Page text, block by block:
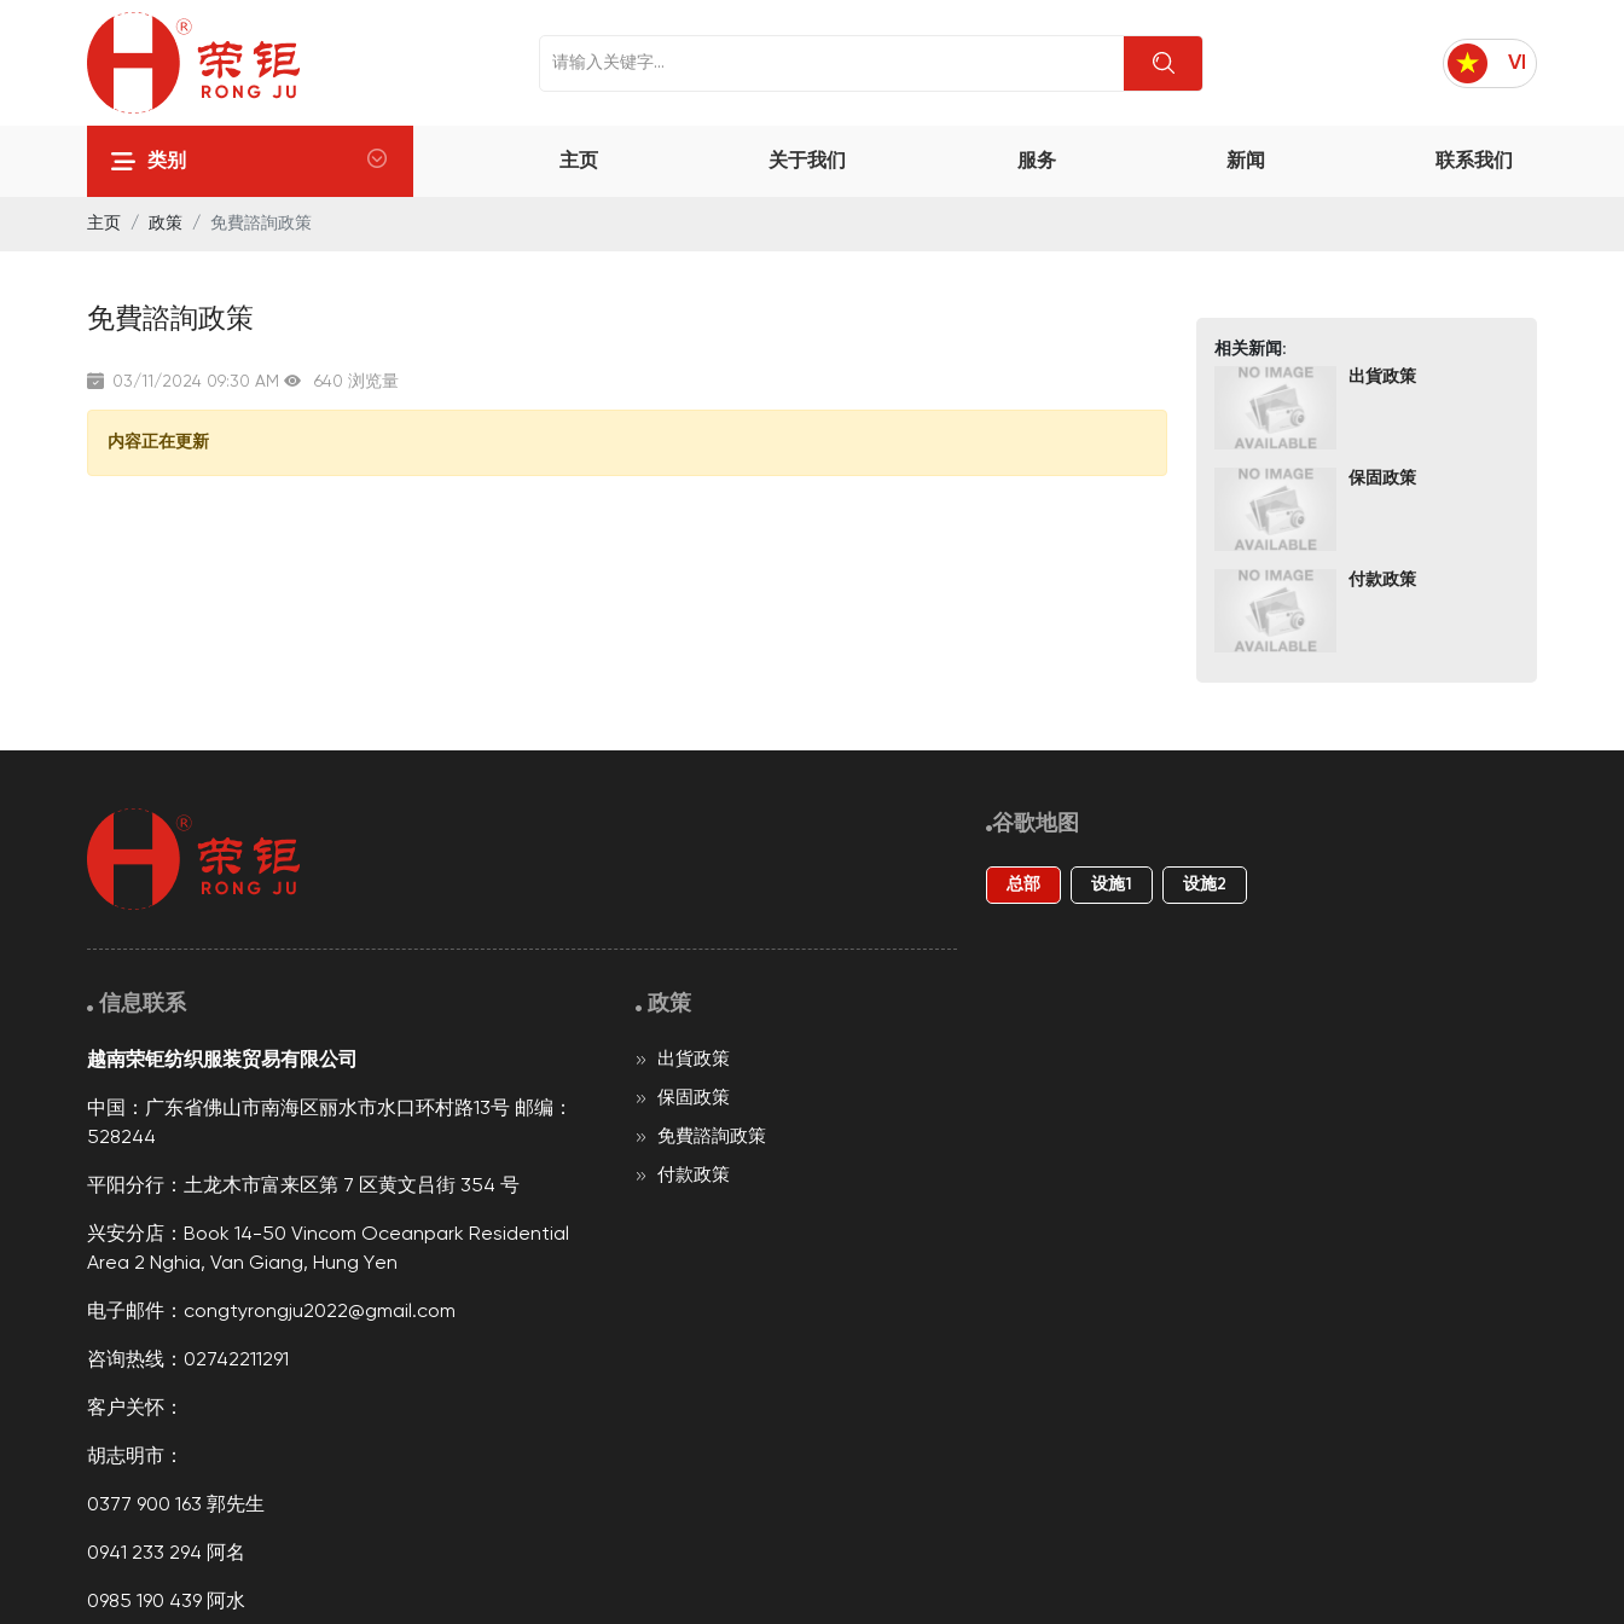
VI
类别 主页 关于我们 服务 新闻 联系我们
主页 政策 免費諮詢政策
免費諮詢政策
03/11/2024 09:30 AM 640 浏览量
内容正在更新
相关新闻:
出貨政策
保固政策
付款政策
信息联系
越南荣钜纺织服装贸易有限公司
中国：广东省佛山市南海区丽水市水口环村路13号 邮编：
528244
平阳分行：土龙木市富来区第 7 区黄文吕街 354 号
兴安分店：Book 14-50 Vincom Oceanpark Residential
Area 2 Nghia, Van Giang, Hung Yen
电子邮件：congtyrongju2022@gmail.com
咨询热线：02742211291
客户关怀：
胡志明市：
0377 900 163 郭先生
0941 233 294 阿名
0985 190 439 阿水
政策
出貨政策
保固政策
免費諮詢政策
付款政策
谷歌地图
总部 设施1 设施2